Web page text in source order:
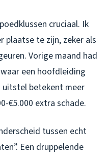
cruciaal. Ik
plaatse te zijn, zeker als
Vorige maand had
een hoofdleiding
uitstel betekent meer
€5.000 extra schade.
tussen echt
Een druppelende